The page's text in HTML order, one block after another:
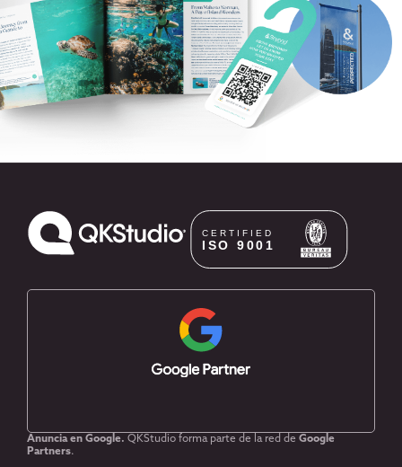
Anuncia en Google. QKStudio forma parte de la red de Google
Partners.